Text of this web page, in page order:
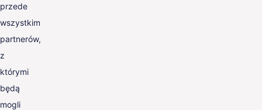
przede
wszystkim
partnerów,
z
którymi
będą
mogli